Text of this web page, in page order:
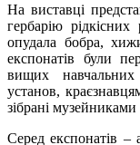
На виставці
гербарію
опудала бобра,
експонатів були
вищих навчальних
установ,
зібрані
Серед експонатів –